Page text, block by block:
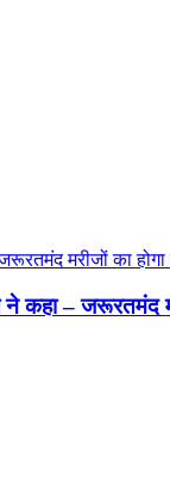
ने कहा – जरूरतमंद